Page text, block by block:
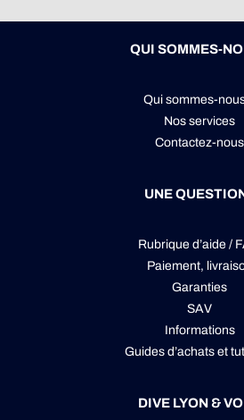
QUI SOMMES-
Qui sommes-
Nos services
Contactez-nous
UNE
Rubrique d’aide /
Paiement,
Garanties
SAV
Informations
Guides d’achats et
DIVE LYON &